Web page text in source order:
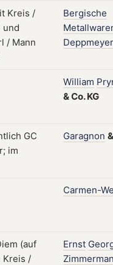
Bergische
Deppmeyer
William
&Co.KG
Garagnon
Carmen-
Ernst